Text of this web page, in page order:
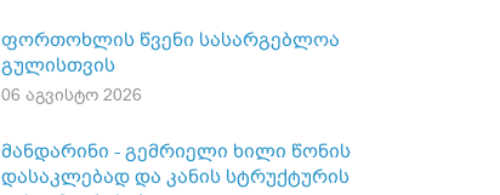
ფორთოხლის წვენი სასარგებლოა
გულისთვის
06 აგვისტო 2026
მანდარინი - გემრიელი ხილი წონის
დასაკლებად და კანის სტრუქტურის